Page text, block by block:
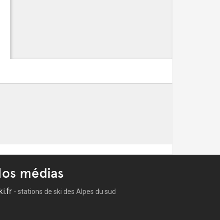
médias
- stations de ski des Alpes du sud